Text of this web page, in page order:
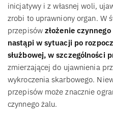
inicjatywy i z własnej woli,
zrobi to uprawniony organ. W
przepisów złożenie
nastąpi w sytuacji po
służbowej, w szczególności
zmierzającej do ujawnienia
wykroczenia skarbowego.
przepisów może znacznie
czynnego żalu.